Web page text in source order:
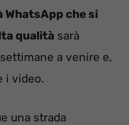
WhatsApp che si
qualità sarà
a venire e,
i video.
una strada